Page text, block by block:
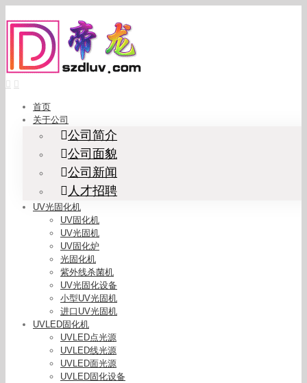
to
content
首页
关于公司
公司简介
公司面貌
公司新闻
人才招聘
UV光固化机
UV固化机
UV光固机
UV固化炉
光固化机
紫外线杀菌机
UV光固化设备
小型UV光固机
进口UV光固机
UVLED固化机
UVLED点光源
UVLED线光源
UVLED面光源
UVLED固化设备